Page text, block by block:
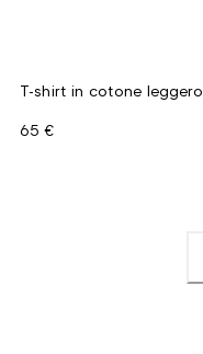
T-shirt in cotone leggero
65 €